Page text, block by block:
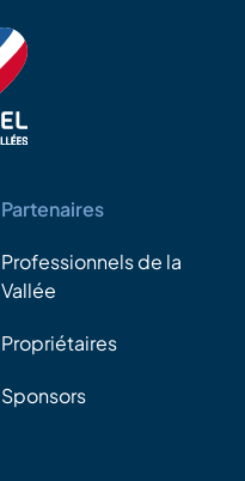
Partenaires
Professionnels de la
Vallée
Propriétaires
Sponsors